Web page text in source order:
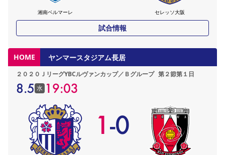
湘南ベルマーレ セレッソ大阪
試合情報
HOME ヤンマースタジアム長居
２０２０ＪリーグYBCルヴァンカップ／Ｂグループ 第２節第１日
8.5 水 19:03
1-0